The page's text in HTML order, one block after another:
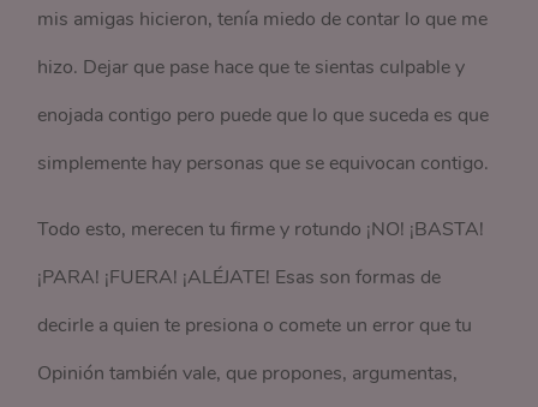
mis amigas hicieron, tenía miedo de contar lo que me
hizo. Dejar que pase hace que te sientas culpable y
enojada contigo pero puede que lo que suceda es que
simplemente hay personas que se equivocan contigo.
Todo esto, merecen tu firme y rotundo ¡NO! ¡BASTA!
¡PARA! ¡FUERA! ¡ALÉJATE! Esas son formas de
decirle a quien te presiona o comete un error que tu
Opinión también vale, que propones, argumentas,